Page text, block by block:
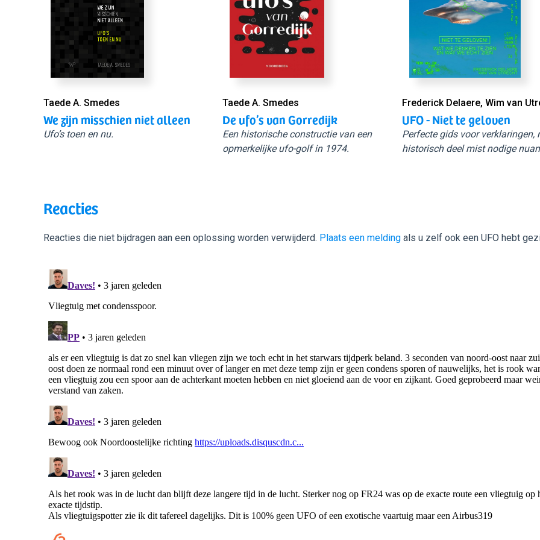
Taede A. Smedes
We zijn misschien niet alleen
Ufo’s toen en nu.
Taede A. Smedes
De ufo’s van Gorredijk
Een historische constructie van een
opmerkelijke ufo-golf in 1974.
Frederick Delaere, Wim van
UFO - Niet te geloven
Perfecte gids voor verklaringen,
historisch deel mist nodige
Reacties
Reacties die niet bijdragen aan een oplossing worden verwijderd. Plaats een melding als u zelf ook een UFO hebt